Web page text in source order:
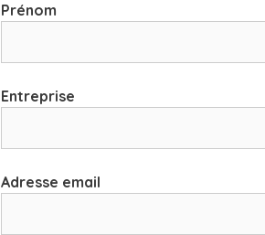
Prénom
Entreprise
Adresse email